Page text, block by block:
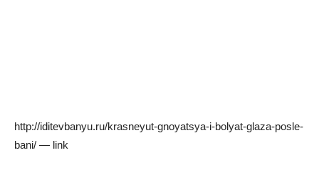
http://iditevbanyu.ru/krasneyut-gnoyatsya-i-bolyat-glaza-posle-
bani/ — link